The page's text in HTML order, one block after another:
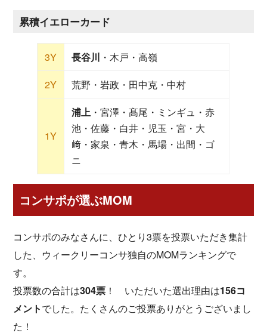
累積イエローカード
3Y 長谷川 ・木戸・高嶺
2Y
荒野・岩政・田中克・中村
1Y
浦上 ・宮澤・髙尾・ミンギュ・赤
池・佐藤・白井・児玉・宮・大
﨑・家泉・青木・馬場・出間・ゴ
ニ
コンサポが選ぶMOM
コンサポのみなさんに、ひとり3票を投票いただき集計
した、ウィークリーコンサ独自のMOMランキングで
す。
投票数の合計は304票！ いただいた選出理由は156コ
メントでした。たくさんのご投票ありがとうございまし
た！